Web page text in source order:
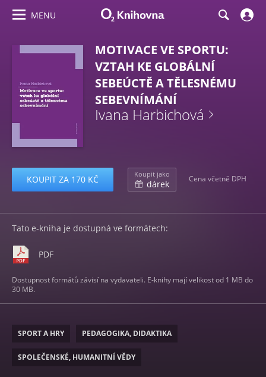
MENU
MOTIVACE VE SPORTU:
VZTAH KE GLOBÁLNÍ
SEBEÚCTĚ A TĚLESNÉMU
SEBEVNÍMÁNÍ
Ivana Harbichová
KOUPIT ZA 170 KČ Koupit jako
dárek Cena včetně DPH
Tato e-kniha je dostupná ve formátech:
PDF
Dostupnost formátů závisí na vydavateli. E-knihy mají velikost od 1 MB do
30 MB.
SPORT A HRY PEDAGOGIKA, DIDAKTIKA
SPOLEČENSKÉ, HUMANITNÍ VĚDY